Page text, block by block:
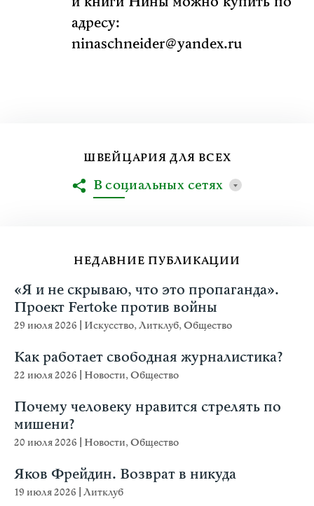
адресу:
ninaschneider@yandex.ru
НЕДАВНИЕ ПУБЛИКАЦИИ
«Я и не скрываю, что это пропаганда».
Проект Fertoke против войны
29 июля 2026 Искусство,Литклуб,Общество
Как работает свободная журналистика?
22 июля 2026 Новости,Общество
Почему человеку нравится стрелять по
мишени?
20 июля 2026 Новости,Общество
Яков Фрейдин. Возврат в никуда
19 июля 2026 Литклуб
ШВЕЙЦАРИЯ ДЛЯ ВСЕХ
В социальных сетях